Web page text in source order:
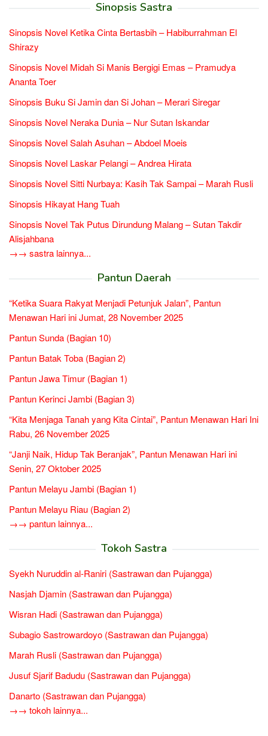
Sinopsis Sastra
Sinopsis Novel Ketika Cinta Bertasbih – Habiburrahman El
Shirazy
Sinopsis Novel Midah Si Manis Bergigi Emas – Pramudya
Ananta Toer
Sinopsis Buku Si Jamin dan Si Johan – Merari Siregar
Sinopsis Novel Neraka Dunia – Nur Sutan Iskandar
Sinopsis Novel Salah Asuhan – Abdoel Moeis
Sinopsis Novel Laskar Pelangi – Andrea Hirata
Sinopsis Novel Sitti Nurbaya: Kasih Tak Sampai – Marah Rusli
Sinopsis Hikayat Hang Tuah
Sinopsis Novel Tak Putus Dirundung Malang – Sutan Takdir
Alisjahbana
→→ sastra lainnya...
Pantun Daerah
“Ketika Suara Rakyat Menjadi Petunjuk Jalan”, Pantun
Menawan Hari ini Jumat, 28 November 2025
Pantun Sunda (Bagian 10)
Pantun Batak Toba (Bagian 2)
Pantun Jawa Timur (Bagian 1)
Pantun Kerinci Jambi (Bagian 3)
“Kita Menjaga Tanah yang Kita Cintai”, Pantun Menawan Hari Ini
Rabu, 26 November 2025
“Janji Naik, Hidup Tak Beranjak”, Pantun Menawan Hari ini
Senin, 27 Oktober 2025
Pantun Melayu Jambi (Bagian 1)
Pantun Melayu Riau (Bagian 2)
→→ pantun lainnya...
Tokoh Sastra
Syekh Nuruddin al-Raniri (Sastrawan dan Pujangga)
Nasjah Djamin (Sastrawan dan Pujangga)
Wisran Hadi (Sastrawan dan Pujangga)
Subagio Sastrowardoyo (Sastrawan dan Pujangga)
Marah Rusli (Sastrawan dan Pujangga)
Jusuf Sjarif Badudu (Sastrawan dan Pujangga)
Danarto (Sastrawan dan Pujangga)
→→ tokoh lainnya...